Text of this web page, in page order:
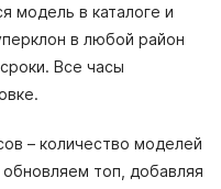
модель в каталоге и
в любой район
Все часы
– количество моделей
топ, добавляя